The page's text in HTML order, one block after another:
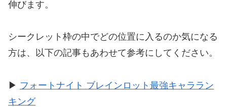
伸びます。
シークレット枠の中でどの位置に入るのか気になる
方は、以下の記事もあわせて参考にしてください。
▶ フォートナイト ブレインロット最強キャララン
キング